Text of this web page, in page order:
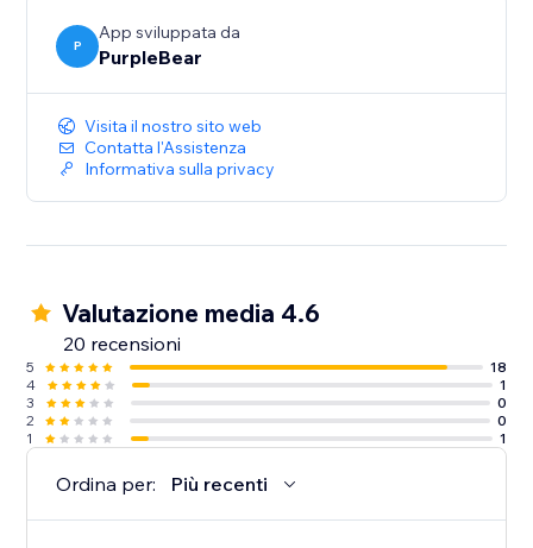
P
App sviluppata da
PurpleBear
Visita il nostro sito web
Contatta l'Assistenza
Informativa sulla privacy
Valutazione media 4.6
20 recensioni
5
18
4
1
3
0
2
0
1
1
Ordina per: Più recenti